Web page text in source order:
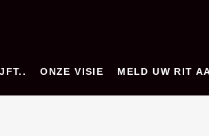
ONZE VISIE MELD UW RIT